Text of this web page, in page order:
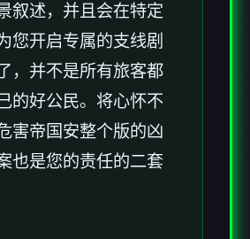
叙述，并且会在特定
您开启专属的支线剧
，并不是所有旅客都
的好公民。将心怀不
害帝国安整个版的凶
也是您的责任的二套